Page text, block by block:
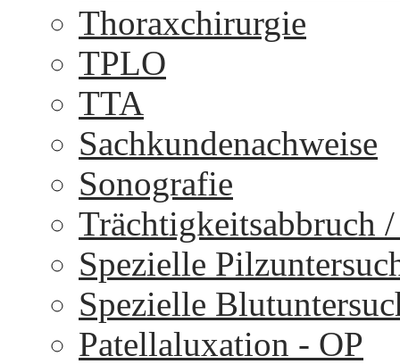
Thoraxchirurgie
TPLO
TTA
Sachkundenachweise
Sonografie
Trächtigkeitsabbruch
Spezielle
Spezielle
Patellaluxation - OP